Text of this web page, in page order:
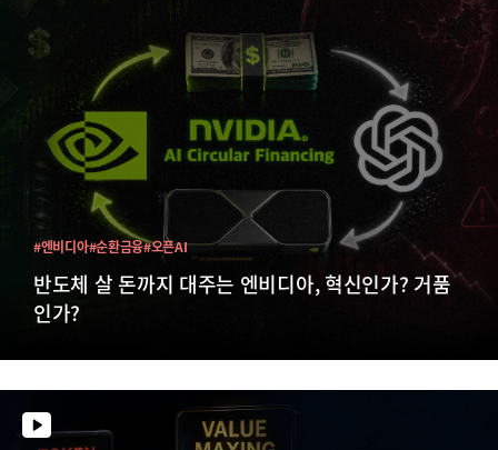
반도체 살 돈까지 대주는 엔비디아, 혁신인가? 거품
인가?
#엔비디아#순환금융#오픈AI